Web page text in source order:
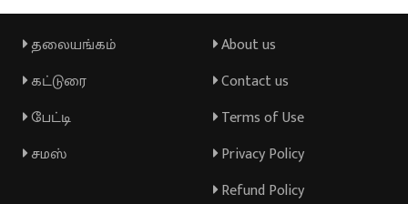
தலையங்கம்
கட்டுரை
பேட்டி
சமஸ்
About us
Contact us
Terms of Use
Privacy Policy
Refund Policy